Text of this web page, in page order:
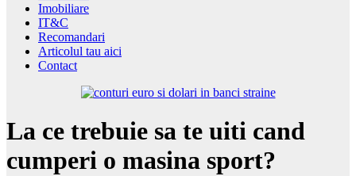
Imobiliare
IT&C
Recomandari
Articolul tau aici
Contact
La ce trebuie sa te uiti cand
cumperi o masina sport?